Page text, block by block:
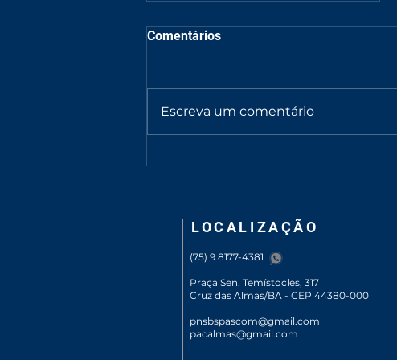
Comentários
Escreva um comentário
LOCALIZAÇÃO
(75) 9 8177-4381
Praça Sen. Temístocles, 317
Cruz das Almas/BA - CEP 44380-000
pnsbspascom@gmail.com
pacalmas@gmail.com